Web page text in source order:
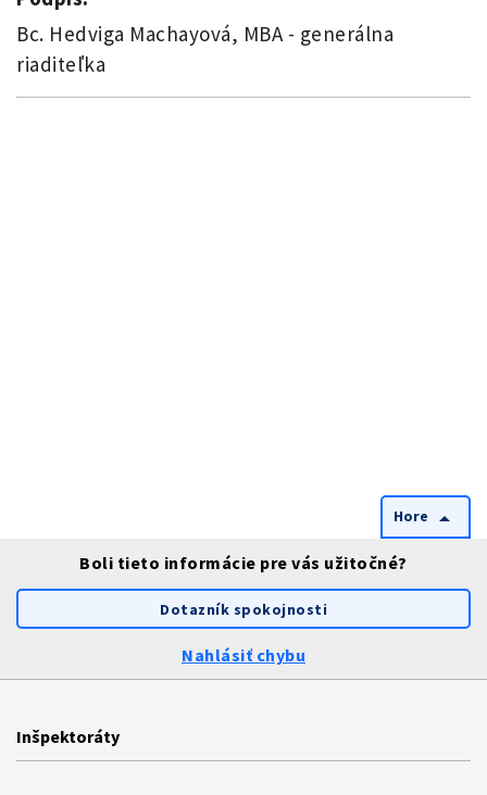
Bc. Hedviga Machayová, MBA - generálna
riaditeľka
Hore arrow_drop_up
Boli tieto informácie pre vás užitočné?
Dotazník spokojnosti
Nahlásiť chybu
Inšpektoráty